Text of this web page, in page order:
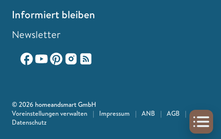
Informiert bleiben
Newsletter
© 2026 homeandsmart GmbH
Voreinstellungen verwalten
| Impressum | ANB | AGB
|
Datenschutz